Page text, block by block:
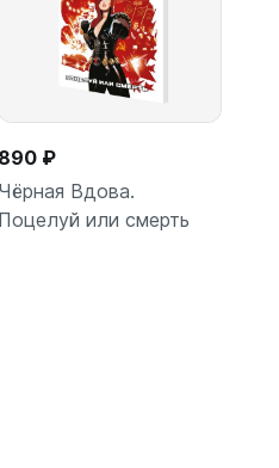
890 ₽
Чёрная Вдова.
Поцелуй или смерть